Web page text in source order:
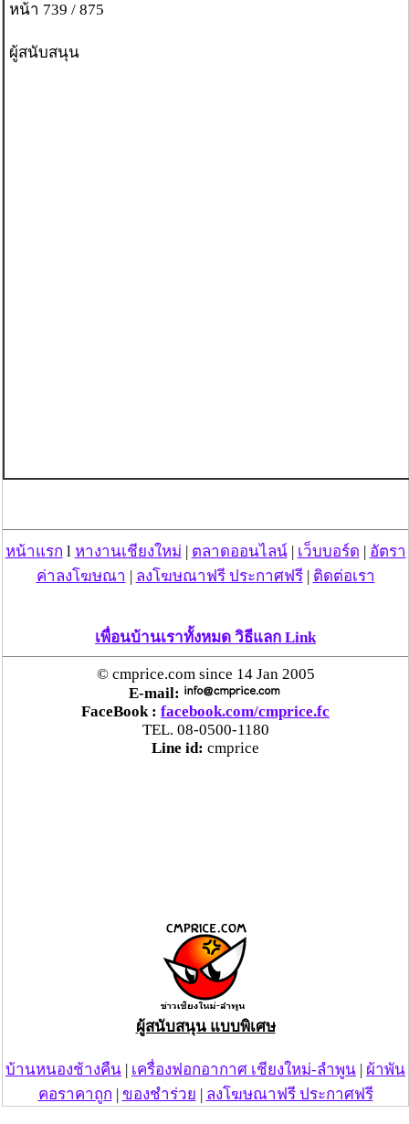
หน้า 739 / 875
ผู้สนับสนุน
หน้าแรก l หางานเชียงใหม่ | ตลาดออนไลน์| เว็บบอร์ด | อัตรา
ค่าลงโฆษณา | ลงโฆษณาฟรี ประกาศฟรี| ติดต่อเรา
เพื่อนบ้านเราทั้งหมด วิธีแลก Link
© cmprice.com since 14 Jan 2005
E-mail:
FaceBook : facebook.com/cmprice.fc
TEL. 08-0500-1180
Line id: cmprice
ผู้สนับสนุน แบบพิเศษ
บ้านหนองช้างคืน | เครื่องฟอกอากาศ เชียงใหม่-ลำพูน | ผ้าพัน
คอราคาถูก | ของชำร่วย | ลงโฆษณาฟรี ประกาศฟรี